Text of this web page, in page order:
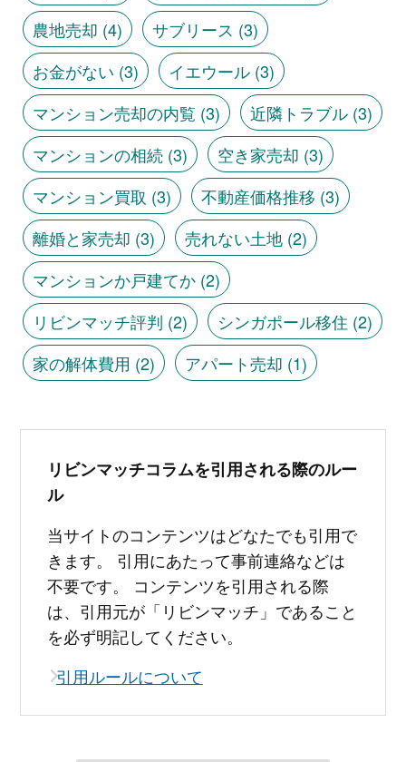
農地売却 (4) サブリース (3)
お金がない (3) イエウール(3)
マンション売却の内覧 (3) 近隣トラブル(3)
マンションの相続(3) 空き家売却 (3)
マンション買取 (3) 不動産価格推移 (3)
離婚と家売却 (3) 売れない土地(2)
マンションか戸建てか(2)
リビンマッチ評判 (2) シンガポール移住 (2)
家の解体費用 (2) アパート売却 (1)
リビンマッチコラムを引用される際のルー
ル
当サイトのコンテンツはどなたでも引用で
きます。 引用にあたって事前連絡などは
不要です。 コンテンツを引用される際
は、引用元が「リビンマッチ」であること
を必ず明記してください。
引用ルールについて